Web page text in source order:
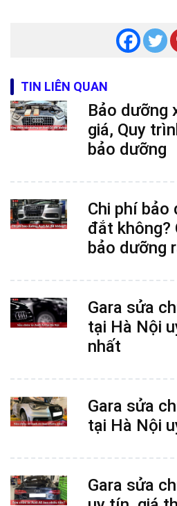
TIN LIÊN QUAN
Bảo dưỡng
giá, Quy
bảo dưỡng
Chi phí bảo
đắt không?
bảo dưỡng
Gara sửa
tại Hà Nội
nhất
Gara sửa
tại Hà Nội
Gara sửa